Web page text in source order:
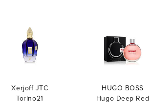
Xerjoff JTC
Torino21
HUGO BOSS
Hugo Deep Red